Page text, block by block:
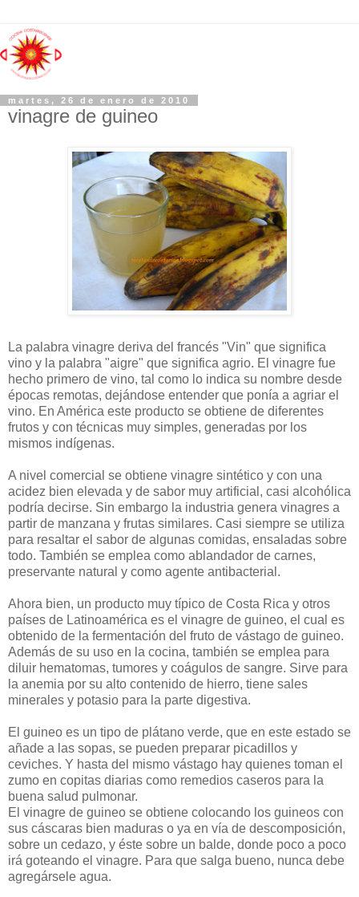
martes, 26 de enero de 2010
vinagre de guineo
La palabra vinagre deriva del francés "Vin" que significa
vino y la palabra "aigre" que significa agrio. El vinagre fue
hecho primero de vino, tal como lo indica su nombre desde
épocas remotas, dejándose entender que ponía a agriar el
vino. En América este producto se obtiene de diferentes
frutos y con técnicas muy simples, generadas por los
mismos indígenas.
A nivel comercial se obtiene vinagre sintético y con una
acidez bien elevada y de sabor muy artificial, casi alcohólica
podría decirse. Sin embargo la industria genera vinagres a
partir de manzana y frutas similares. Casi siempre se utiliza
para resaltar el sabor de algunas comidas, ensaladas sobre
todo. También se emplea como ablandador de carnes,
preservante natural y como agente antibacterial.
Ahora bien, un producto muy típico de Costa Rica y otros
países de Latinoamérica es el vinagre de guineo, el cual es
obtenido de la fermentación del fruto de vástago de guineo.
Además de su uso en la cocina, también se emplea para
diluir hematomas, tumores y coágulos de sangre. Sirve para
la anemia por su alto contenido de hierro, tiene sales
minerales y potasio para la parte digestiva.
El guineo es un tipo de plátano verde, que en este estado se
añade a las sopas, se pueden preparar picadillos y
ceviches. Y hasta del mismo vástago hay quienes toman el
zumo en copitas diarias como remedios caseros para la
buena salud pulmonar.
El vinagre de guineo se obtiene colocando los guineos con
sus cáscaras bien maduras o ya en vía de descomposición,
sobre un cedazo, y éste sobre un balde, donde poco a poco
irá goteando el vinagre. Para que salga bueno, nunca debe
agregársele agua.